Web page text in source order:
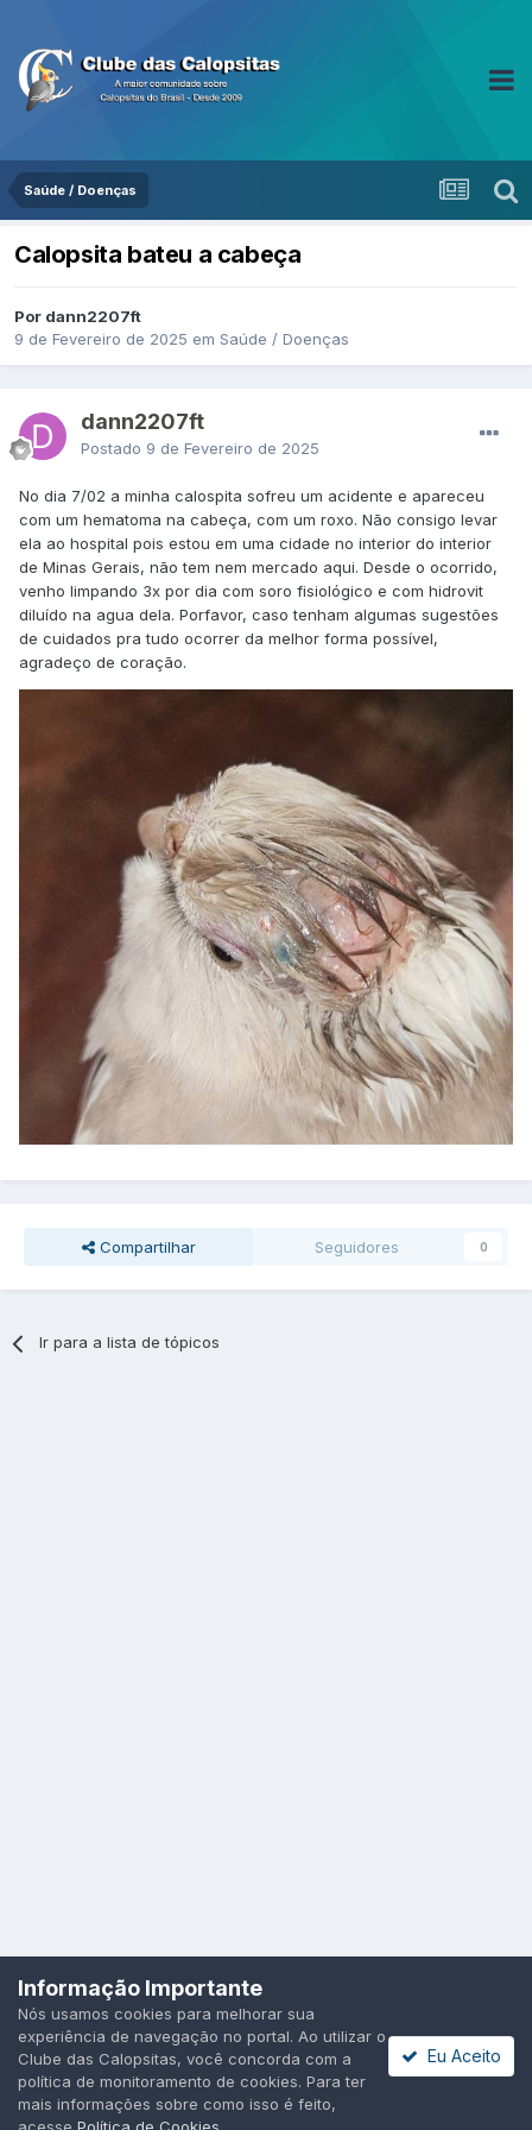
Saúde / Doenças
Calopsita bateu a cabeça
Por dann2207ft
9 de Fevereiro de 2025 em Saúde / Doenças
dann2207ft
Postado 9 de Fevereiro de 2025
No dia 7/02 a minha calospita sofreu um acidente e apareceu
com um hematoma na cabeça, com um roxo. Não consigo levar
ela ao hospital pois estou em uma cidade no interior do interior
de Minas Gerais, não tem nem mercado aqui. Desde o ocorrido,
venho limpando 3x por dia com soro fisiológico e com hidrovit
diluído na agua dela. Porfavor, caso tenham algumas sugestões
de cuidados pra tudo ocorrer da melhor forma possível,
agradeço de coração.
Compartilhar Seguidores 0
Ir para a lista de tópicos
Idioma Política de Privacidade
Todos os direitos reservados.
Powered by Invision Community
Informação Importante
Nós usamos cookies para melhorar sua
experiência de navegação no portal. Ao utilizar o
Clube das Calopsitas, você concorda com a
política de monitoramento de cookies. Para ter
mais informações sobre como isso é feito,
Eu Aceito